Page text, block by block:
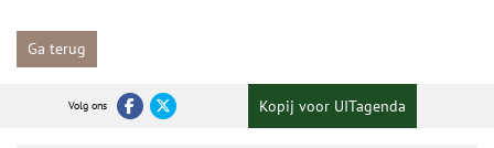
Ga terug
Volg ons Kopij voor UITagenda